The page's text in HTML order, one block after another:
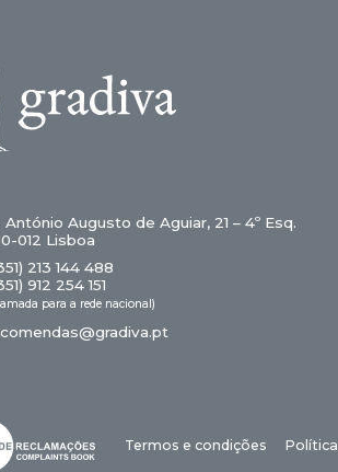
António Augusto de Aguiar, 21 – 4º Esq.
012 Lisboa
213 144 488
912 254 151
para a rede nacional)
Termos e condições